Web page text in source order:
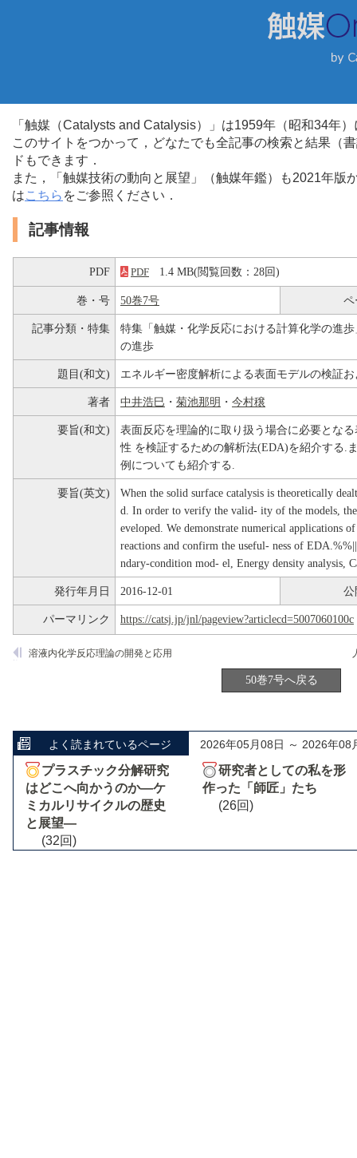
「触媒（Catalysts and Catalysis）」は1959年（昭和34年
このサイトをつかって，どなたでも全記事の検索と結果（
ドもできます．
また，「触媒技術の動向と展望」（触媒年鑑）も2021年
はこちら をご参照ください．
記事情報
PDF PDF 1.4 MB(閲覧回数：28回)
巻・号 50巻7号 ペ
記事分類・特集
特集「触媒・化学反応における計算化学の進
の進歩
題目(和文) エネルギー密度解析による表面モデルの検証
著者 中井浩巳 ・ 菊池那明 ・ 今村穣
要旨(和文)
表面反応を理論的に取り扱う場合に必要とな
性 を検証するための解析法(EDA)を紹介する.
例についても紹介する.
要旨(英文)
When the solid surface catalysis is theoretically
d. In order to verify the valid- ity of the models,
eveloped. We demonstrate numerical applications
reactions and confirm the useful- ness of
ndary-condition mod- el, Energy density analysis,
発行年月日 2016-12-01 公
パーマリンク https://catsj.jp/jnl/pageview?articlecd=5007060100c
溶液内化学反応理論の開発と応用
50巻7号へ戻る
よく読まれているページ 2026年05月08日 ～ 2026年08
プラスチック分解研究
はどこへ向かうのか―ケ
ミカルリサイクルの歴史
と展望―
(32回)
研究者としての私を形
作った「師匠」たち
(26回)